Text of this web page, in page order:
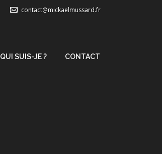
contact@mickaelmussard.fr
QUI SUIS-JE ? CONTACT